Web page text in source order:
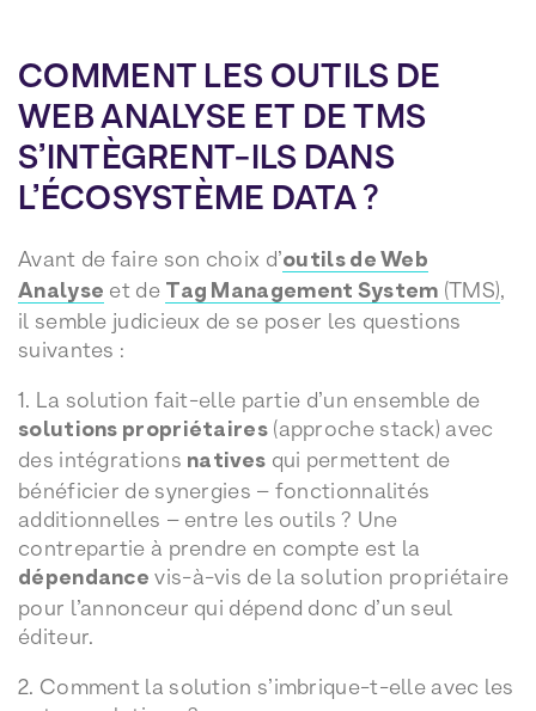
COMMENT LES OUTILS DE
WEB ANALYSE ET DE TMS
S’INTÈGRENT-ILS DANS
L’ÉCOSYSTÈME DATA ?
Avant de faire son choix d’outils de Web
Analyse et de Tag Management System (TMS),
il semble judicieux de se poser les questions
suivantes :
1. La solution fait-elle partie d’un ensemble de
solutions propriétaires(approche stack) avec
des intégrations natives qui permettent de
bénéficier de synergies – fonctionnalités
additionnelles – entre les outils ? Une
contrepartie à prendre en compte est la
dépendance vis-à-vis de la solution propriétaire
pour l’annonceur qui dépend donc d’un seul
éditeur.
2. Comment la solution s’imbrique-t-elle avec les